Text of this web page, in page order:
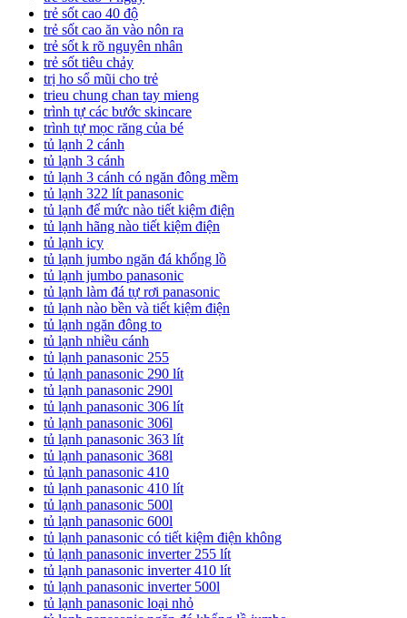
trẻ sốt cao 40 độ
trẻ sốt cao ăn vào nôn ra
trẻ sốt k rõ nguyên nhân
trẻ sốt tiêu chảy
trị ho sổ mũi cho trẻ
trieu chung chan tay mieng
trình tự các bước skincare
trình tự mọc răng của bé
tủ lạnh 2 cánh
tủ lạnh 3 cánh
tủ lạnh 3 cánh có ngăn đông mềm
tủ lạnh 322 lít panasonic
tủ lạnh để mức nào tiết kiệm điện
tủ lạnh hãng nào tiết kiệm điện
tủ lạnh icy
tủ lạnh jumbo ngăn đá khổng lồ
tủ lạnh jumbo panasonic
tủ lạnh làm đá tự rơi panasonic
tủ lạnh nào bền và tiết kiệm điện
tủ lạnh ngăn đông to
tủ lạnh nhiều cánh
tủ lạnh panasonic 255
tủ lạnh panasonic 290 lít
tủ lạnh panasonic 290l
tủ lạnh panasonic 306 lít
tủ lạnh panasonic 306l
tủ lạnh panasonic 363 lít
tủ lạnh panasonic 368l
tủ lạnh panasonic 410
tủ lạnh panasonic 410 lít
tủ lạnh panasonic 500l
tủ lạnh panasonic 600l
tủ lạnh panasonic có tiết kiệm điện không
tủ lạnh panasonic inverter 255 lít
tủ lạnh panasonic inverter 410 lít
tủ lạnh panasonic inverter 500l
tủ lạnh panasonic loại nhỏ